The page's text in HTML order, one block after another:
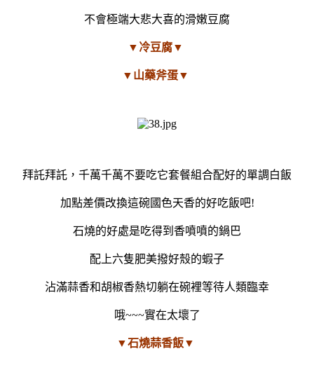
不會極端大悲大喜的滑嫩豆腐
▼冷豆腐▼
▼山藥斧蛋▼
拜託拜託，千萬千萬不要吃它套餐組合配好的單調白飯
加點差價改換這碗國色天香的好吃飯吧!
石燒的好處是吃得到香噴噴的鍋巴
配上六隻肥美撥好殼的蝦子
沾滿蒜香和胡椒香熱切躺在碗裡等待人類臨幸
哦~~~實在太壞了
▼石燒蒜香飯▼